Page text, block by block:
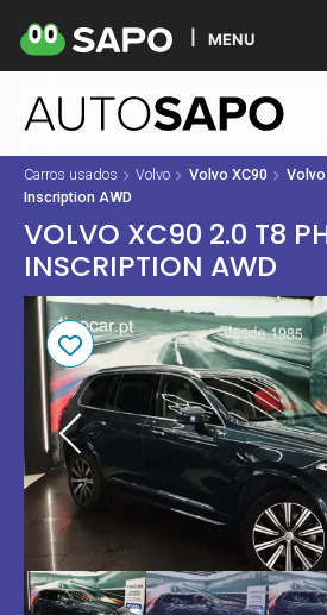
MENU
Carros usados Volvo Volvo XC90
Volvo
Inscription AWD
VOLVO XC90 2.0 T8
INSCRIPTION AWD